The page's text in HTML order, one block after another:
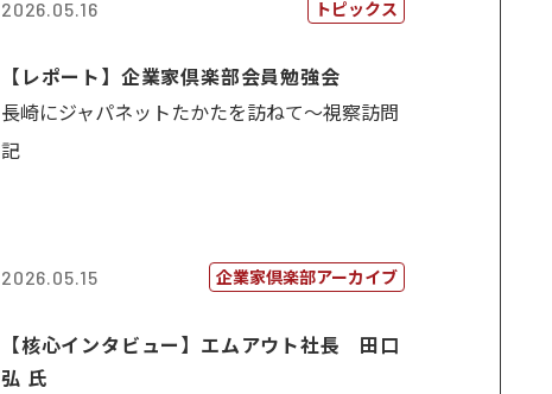
2026.05.16 トピックス
【レポート】企業家倶楽部会員勉強会
長崎にジャパネットたかたを訪ねて～視察訪問
記
2026.05.15 企業家倶楽部アーカイブ
【核心インタビュー】エムアウト社長 田口
弘 氏